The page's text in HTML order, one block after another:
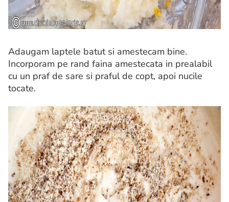
Adaugam laptele batut si amestecam bine.
Incorporam pe rand faina amestecata in prealabil
cu un praf de sare si praful de copt, apoi nucile
tocate.